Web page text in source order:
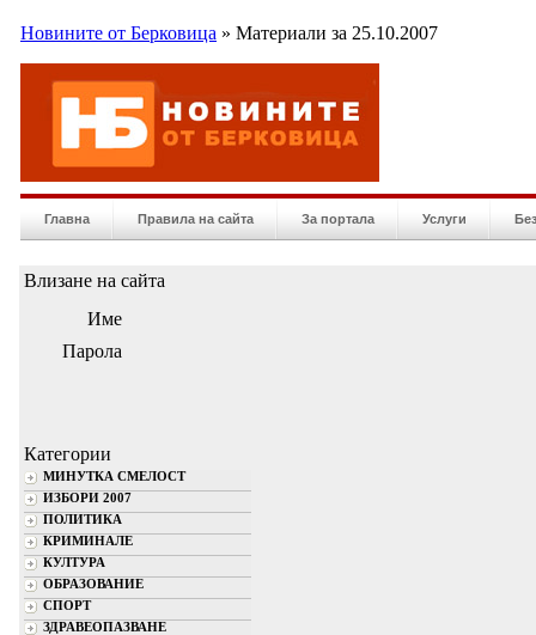
Новините от Берковица » Материали за 25.10.2007
Главна Правила на сайта За портала Услуги
Влизане на сайта
Име
Парола
Категории
МИНУТКА СМЕЛОСТ
ИЗБОРИ 2007
ПОЛИТИКА
КРИМИНАЛЕ
КУЛТУРА
ОБРАЗОВАНИЕ
СПОРТ
ЗДРАВЕОПАЗВАНЕ